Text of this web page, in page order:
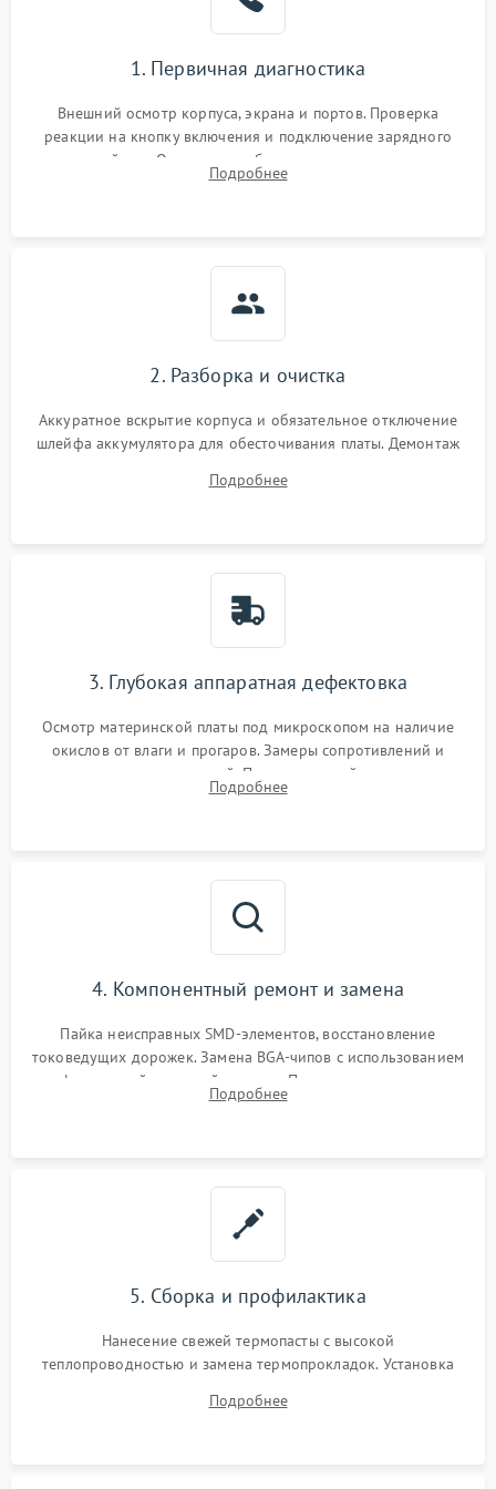
1. Первичная диагностика
Внешний осмотр корпуса, экрана и портов. Проверка
реакции на кнопку включения и подключение зарядного
устройства. Оценка потребления тока с помощью
лабораторного блока питания для локализации проблемы.
Подробнее
2. Разборка и очистка
Аккуратное вскрытие корпуса и обязательное отключение
шлейфа аккумулятора для обесточивания платы. Демонтаж
высохшей термопасты с кристаллов чипов.
Подробнее
3. Глубокая аппаратная дефектовка
Осмотр материнской платы под микроскопом на наличие
окислов от влаги и прогаров. Замеры сопротивлений и
дежурных напряжений. Проверка цепей питания,
мультиконтроллера, процессора и видеочипа.
Подробнее
4. Компонентный ремонт и замена
Пайка неисправных SMD-элементов, восстановление
токоведущих дорожек. Замена BGA-чипов с использованием
инфракрасной паяльной станции. Прошивка микросхемы
BIOS или замена поврежденных портов USB
Подробнее
5. Сборка и профилактика
Нанесение свежей термопасты с высокой
теплопроводностью и замена термопрокладок. Установка
шлейфов, модулей памяти и накопителей. Предварительная
Подробнее